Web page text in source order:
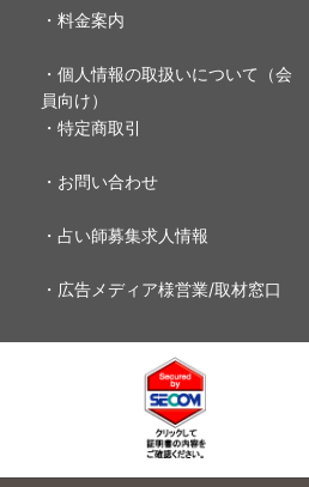
・料金案内
・個人情報の取扱いについて（会
員向け）
・特定商取引
・お問い合わせ
・占い師募集求人情報
・広告メディア様営業/取材窓口